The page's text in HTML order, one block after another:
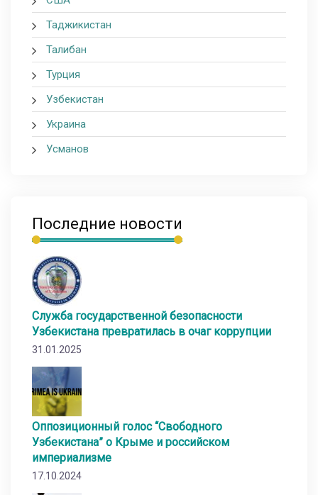
Таджикистан
Талибан
Турция
Узбекистан
Украина
Усманов
Последние новости
Служба государственной безопасности
Узбекистана превратилась в очаг коррупции
31.01.2025
Оппозиционный голос “Свободного
Узбекистана” о Крыме и российском
империализме
17.10.2024